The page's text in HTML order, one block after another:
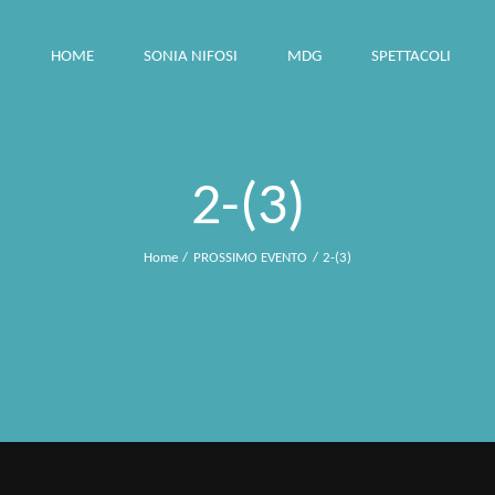
HOME SONIA NIFOSI MDG SPETTACOLI
2-(3)
Home PROSSIMO EVENTO 2-(3)